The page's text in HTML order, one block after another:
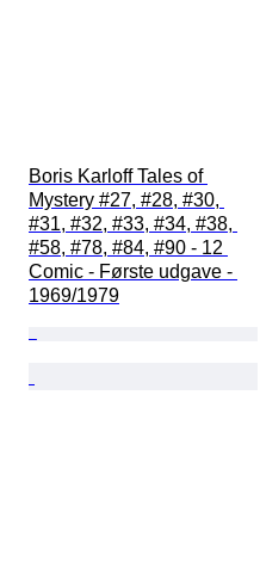
Boris Karloff Tales of
Mystery #27, #28, #30,
#31, #32, #33, #34, #38,
#58, #78, #84, #90 - 12
Comic - Første udgave -
1969/1979